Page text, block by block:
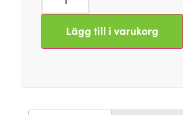
Lägg till i varukorg